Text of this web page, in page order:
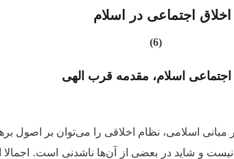
اخلاق اجتماعی در اسلام
(6)
اجتماعی اسلام، مقدمه قرب الهی
اسلامی، نظام اخلاقی را می‌توان بر اصول
و شاید در بعضی از آن‌ها ناشدنی است.